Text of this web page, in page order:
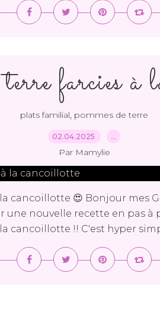
farcies à
plats familial, pommes de terre
02.04.2025 …
Par Mamylie
cancoillotte 😍 Bonjour mes
une nouvelle recette en pas à
cancoillotte !! C'est hyper